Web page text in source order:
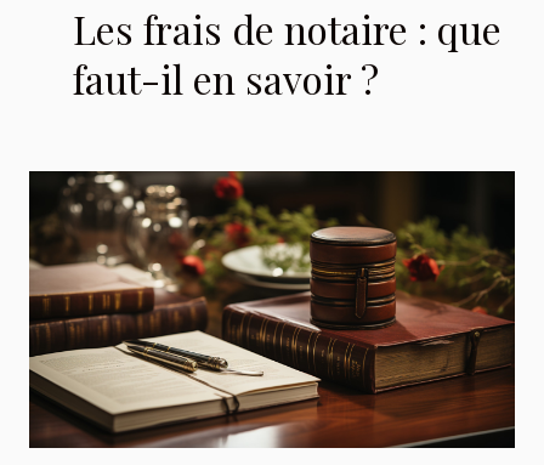
Les frais de notaire : que
faut-il en savoir ?